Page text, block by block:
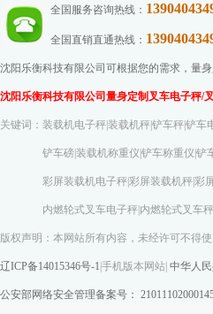
全国服务咨询热线：
全国直销直通热线：
沈阳乐衡科技有限公司可根据您的需求，量
沈阳乐衡科技有限公司量身定制叉车电子秤/
关键词：装载机电子秤|装载机秤|铲车秤|铲
铲车磅|装载机称重仪|铲车称重仪|铲车计
彩屏装载机电子秤|彩屏装载机秤|彩屏铲
内燃轮式叉车电子秤|内燃轮式叉车秤|叉
版权声明：本网站所有内容，未经许可不得
辽ICP备14015346号-1 手机版本网站 中华人
公安部网络安全管理备案号：